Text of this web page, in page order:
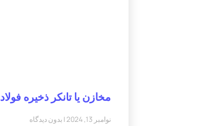
مخازن یا تانکر ذخیره فولاد
نوامبر 13, 2024 بدون دیدگاه